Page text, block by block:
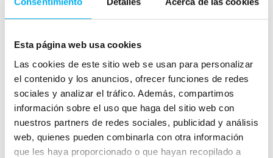
Esta página web usa cookies
Las cookies de este sitio web se usan para personalizar
el contenido y los anuncios, ofrecer funciones de redes
sociales y analizar el tráfico. Además, compartimos
información sobre el uso que haga del sitio web con
nuestros partners de redes sociales, publicidad y análisis
web, quienes pueden combinarla con otra información
que les haya proporcionado o que hayan recopilado a
junto al Gran Pez, el autor de la Pitocrónica o
del cartel, fue Dimovil. El concesionario oficial
volvió a esta junto a la fiesta y aprovechó la
ocasión para exponer dos modelos Mercedes-
Benz: GLC Coupé y Clase E Berlina. El atractivo
del GLC reside en su capacidad para unir polos
opuestos como SUV y como coupé. El Clase E,